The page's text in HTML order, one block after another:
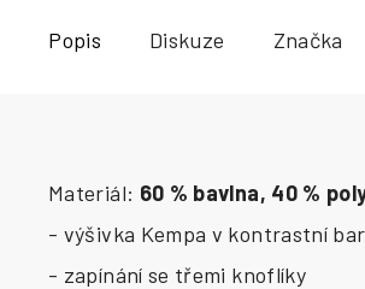
Popis Diskuze Značka
Materiál: 60 % bavlna, 40 %
- výšivka Kempa v kontrastní
- zapínání se třemi knoflíky